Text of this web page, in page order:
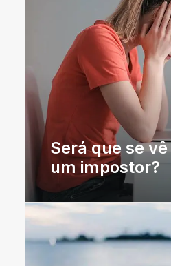
Será que se
um impostor?